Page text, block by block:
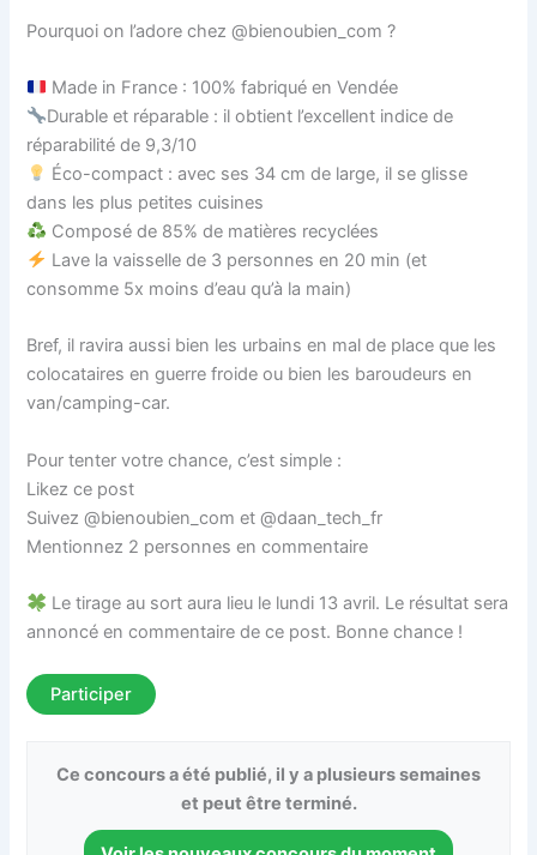
Pourquoi on l’adore chez @bienoubien_com ?
Made in France : 100% fabriqué en Vendée
Durable et réparable : il obtient l’excellent indice de
réparabilité de 9,3/10
Éco-compact : avec ses 34 cm de large, il se glisse
dans les plus petites cuisines
Composé de 85% de matières recyclées
Lave la vaisselle de 3 personnes en 20 min (et
consomme 5x moins d’eau qu’à la main)
Bref, il ravira aussi bien les urbains en mal de place que les
colocataires en guerre froide ou bien les baroudeurs en
van/camping-car.
Pour tenter votre chance, c’est simple :
Likez ce post
Suivez @bienoubien_com et @daan_tech_fr
Mentionnez 2 personnes en commentaire
Le tirage au sort aura lieu le lundi 13 avril. Le résultat sera
annoncé en commentaire de ce post. Bonne chance !
Participer
Ce concours a été publié, il y a plusieurs semaines
et peut être terminé.